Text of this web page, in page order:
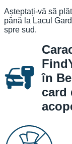
Așteptați-vă să
până la Lacul
spre sud.
în
card